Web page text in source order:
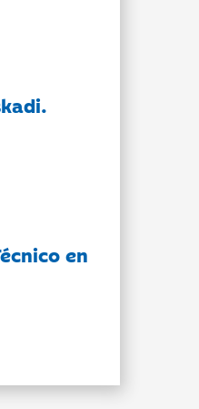
en